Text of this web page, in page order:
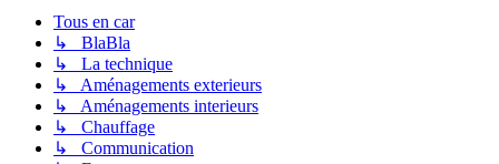
Tous en car
↳ BlaBla
↳ La technique
↳ Aménagements exterieurs
↳ Aménagements interieurs
↳ Chauffage
↳ Communication